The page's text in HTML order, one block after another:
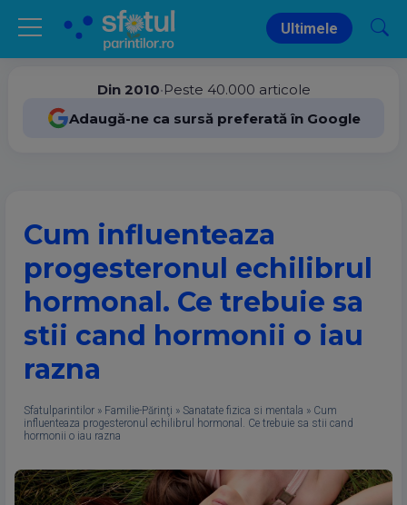
Ultimele
Din 2010•Peste 40.000 articole
Adaugă-ne ca sursă preferată în Google
Cum influenteaza
progesteronul echilibrul
hormonal. Ce trebuie sa
stii cand hormonii o iau
razna
Sfatulparintilor » Familie-Părinţi » Sanatate fizica si mentala » Cum
influenteaza progesteronul echilibrul hormonal. Ce trebuie sa stii cand
hormonii o iau razna